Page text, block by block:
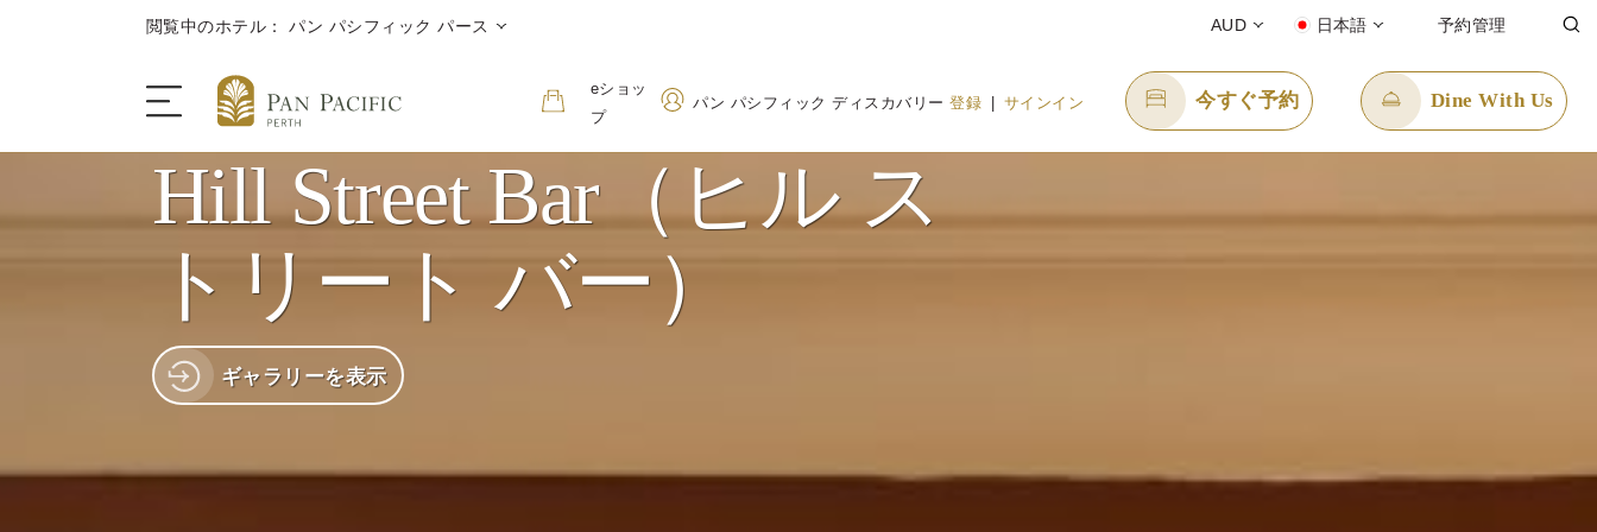
閲覧中のホテル： パン パシフィック パース AUD 日本語 予約管理
eショッ
プ
パン パシフィック ディスカバリー登録 | サインイン 今すぐ予約 Dine With Us
ホテル概要
客室＆スイート
ダイニング
キャンペーン
住所
207 Adelaide Terrace, Perth
WA 6000, Australia（オース
トラリア）
Hill Street Bar（ヒル ス
トリート バー）
ギャラリーを表示